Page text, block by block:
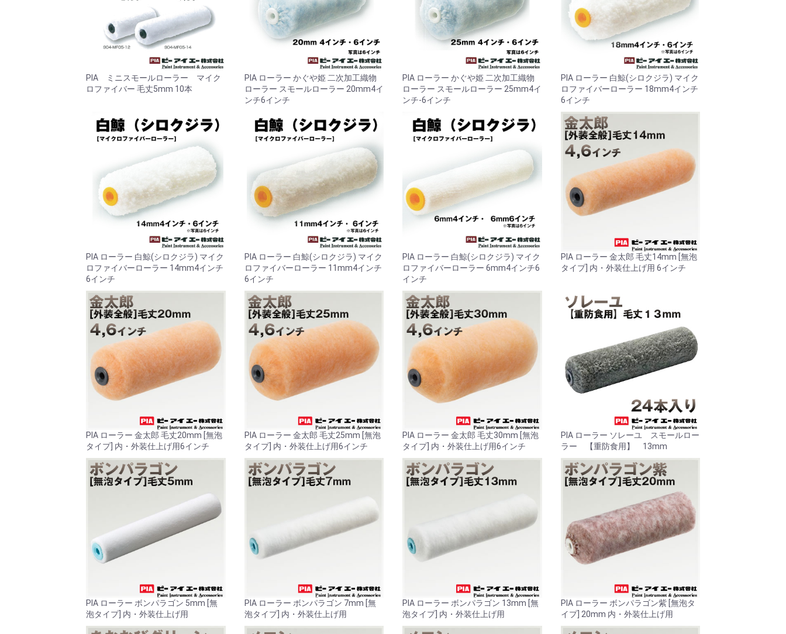
PIA ミニスモールローラー マイク
ロファイバー 毛丈5mm 10本
PIA ローラー かぐや姫 二次加工織物
ローラー スモールローラー 20mm4イ
ンチ6インチ
PIA ローラー かぐや姫 二次加工織物
ローラー スモールローラー 25mm4イ
ンチ-6インチ
PIA ローラー 白鯨(シロクジラ) マイク
ロファイバーローラー 18mm4インチ
6インチ
PIA ローラー 白鯨(シロクジラ) マイク
ロファイバーローラー 14mm4インチ
6インチ
PIA ローラー 白鯨(シロクジラ) マイク
ロファイバーローラー 11mm4インチ
6インチ
PIA ローラー 白鯨(シロクジラ) マイク
ロファイバーローラー 6mm4インチ6
インチ
PIA ローラー 金太郎 毛丈14mm [無泡
タイプ] 内・外装仕上げ用 6インチ
PIA ローラー 金太郎 毛丈20mm [無泡
タイプ] 内・外装仕上げ用6インチ
PIA ローラー 金太郎 毛丈25mm [無泡
タイプ] 内・外装仕上げ用6インチ
PIA ローラー 金太郎 毛丈30mm [無泡
タイプ] 内・外装仕上げ用6インチ
PIA ローラー ソレーユ スモールロー
ラー 【重防食用】 13mm
PIA ローラー ボンパラゴン 5mm [無
泡タイプ] 内・外装仕上げ用
PIA ローラー ボンパラゴン 7mm [無
泡タイプ] 内・外装仕上げ用
PIA ローラー ボンパラゴン 13mm [無
泡タイプ] 内・外装仕上げ用
PIA ローラー ボンパラゴン紫 [無泡タ
イプ] 20mm 内・外装仕上げ用